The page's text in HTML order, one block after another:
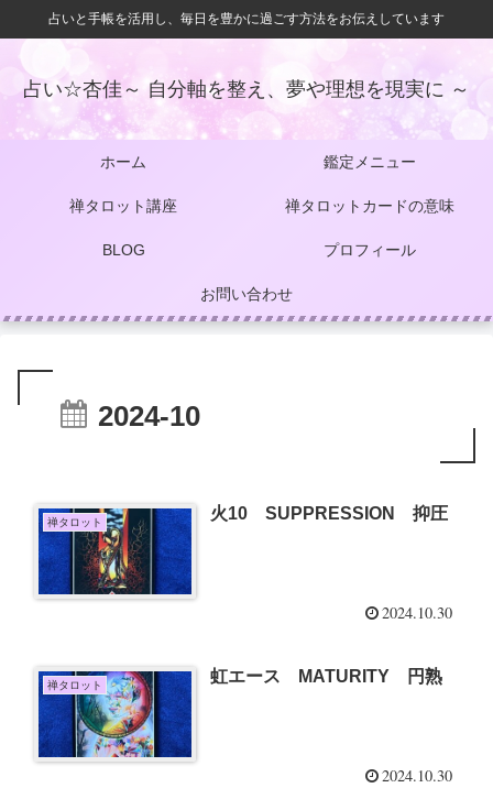
占いと手帳を活用し、毎日を豊かに過ごす方法をお伝えしています
占い☆杏佳～ 自分軸を整え、夢や理想を現実に ～
ホーム 鑑定メニュー
禅タロット講座 禅タロットカードの意味
BLOG プロフィール
お問い合わせ
2024-10
禅タロット 火10 SUPPRESSION 抑圧
2024.10.30
禅タロット 虹エース MATURITY 円熟
2024.10.30